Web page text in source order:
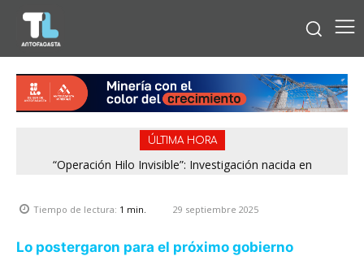
ÚLTIMA HORA
“Operación Hilo Invisible”: Investigación nacida en
Tiempo de lectura: 1 min. 29 septiembre 2025
Lo postergaron para el próximo gobierno